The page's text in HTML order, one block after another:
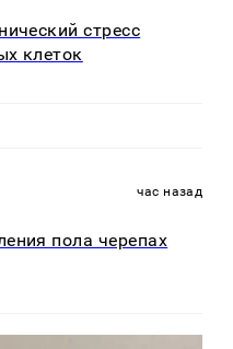
стресс
клеток
час назад
пола черепах